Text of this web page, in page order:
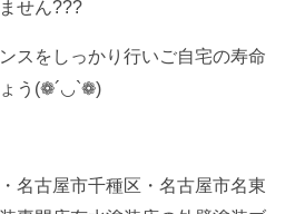
せん???
スをしっかり行いご自宅の寿命
ょう(❁´◡`❁)
名古屋市千種区・名古屋市名東